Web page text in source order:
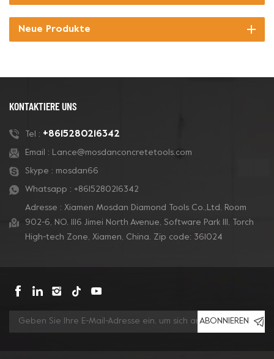
Neue Produkte
KONTAKTIERE UNS
Tel : +8615280216342
Email : Lance@mosdanconcretetools.com
Skype : mosdan66
Whatsapp : +8615280216342
Adresse : Xiamen Mosdan Diamond Tools Co.,Ltd. Room
902-6, NO. 1116 Jimei North Avenue, Software Park Ill, Torch
High-tech Zone, Xiamen, China. Zip code: 361024
ABONNIEREN